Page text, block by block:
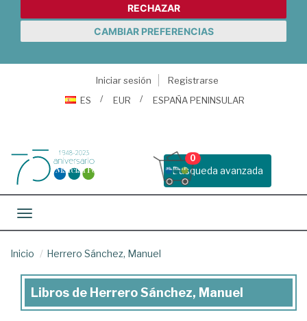
RECHAZAR
CAMBIAR PREFERENCIAS
Iniciar sesión
Registrarse
ES
EUR ESPAÑA PENINSULAR
Busqueda avanzada
0
Toggle navigation
Inicio Herrero Sánchez, Manuel
Libros
Libros de Herrero Sánchez, Manuel